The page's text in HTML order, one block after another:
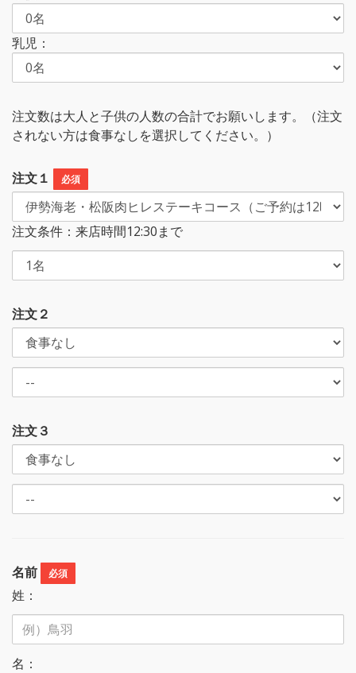
乳児：
注文数は大人と子供の人数の合計でお願いします。（注文
されない方は食事なしを選択してください。）
注文１ 必須
注文条件：来店時間12:30まで
注文２
注文３
名前 必須
姓：
名：